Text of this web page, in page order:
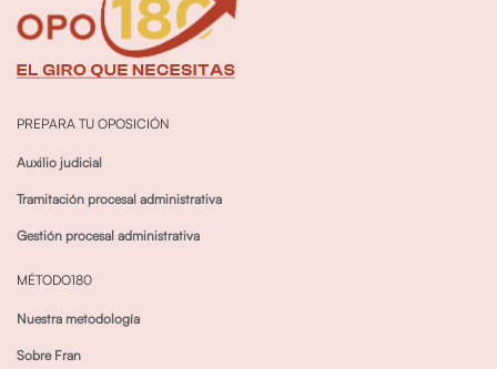
PREPARA TU OPOSICIÓN
Auxilio judicial
Tramitación procesal administrativa
Gestión procesal administrativa
MÉTODO180
Nuestra metodología
Sobre Fran